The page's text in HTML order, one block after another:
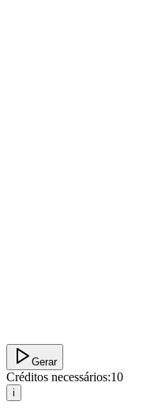
Gerar
Créditos necessários:10
i